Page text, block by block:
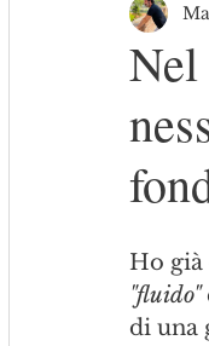
Economia
marketing del
Nel
Ho già
"fluido"
di una